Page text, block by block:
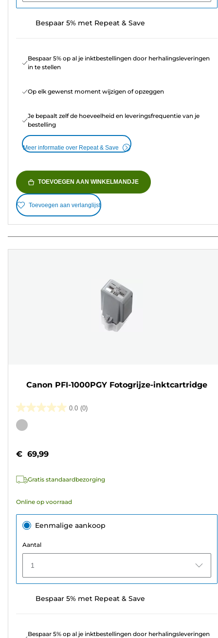
Bespaar 5% met Repeat & Save
Bespaar 5% op al je inktbestellingen door herhalingsleveringen
in te stellen
Op elk gewenst moment wijzigen of opzeggen
Je bepaalt zelf de hoeveelheid en leveringsfrequentie van je
bestelling
Meer informatie over Repeat & Save
TOEVOEGEN AAN WINKELMANDJE
Toevoegen aan verlanglijst
Canon PFI-1000PGY Fotogrijze-inktcartridge
0.0 (0)
0.0
van
sterren.
Kleurencartridge
€ 69,99
Gratis standaardbezorging
Online op voorraad
Eenmalige aankoop
Aantal
1
Bespaar 5% met Repeat & Save
Bespaar 5% op al je inktbestellingen door herhalingsleveringen